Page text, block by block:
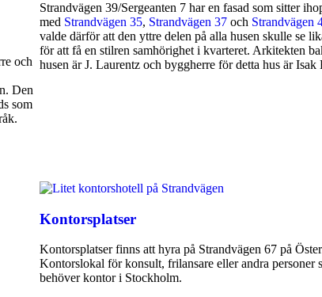
och
Den
som
Strandvägen 39/Sergeanten 7 har en fasad som sitter
med Strandvägen 35, Strandvägen 37 och Strandvägen
valde därför att den yttre delen på alla husen skulle se
för att få en stilren samhörighet i kvarteret. Arkitekten
husen är J. Laurentz och byggherre för detta hus är Isak
Kontorsplatser
Kontorsplatser finns att hyra på Strandvägen 67 på
Kontorslokal för konsult, frilansare eller andra personer
behöver kontor i Stockholm.